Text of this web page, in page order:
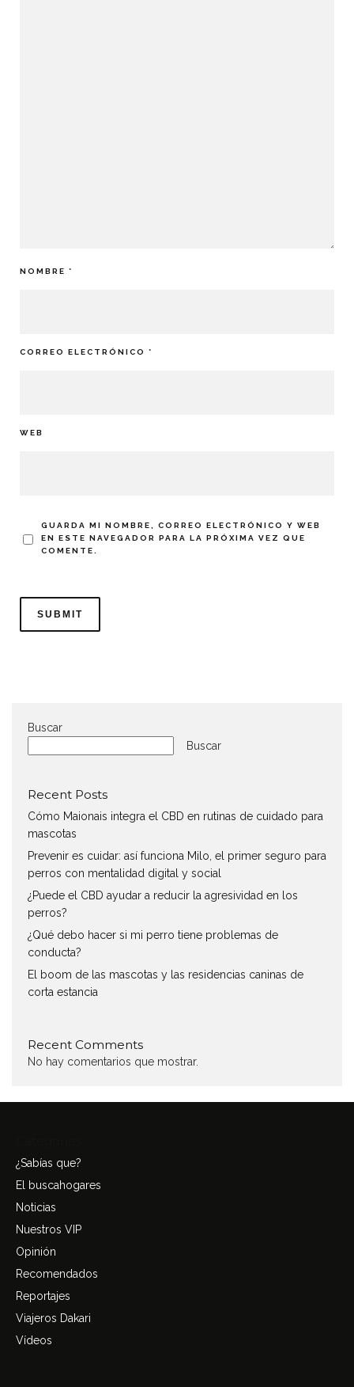
NOMBRE *
CORREO ELECTRÓNICO *
WEB
GUARDA MI NOMBRE, CORREO ELECTRÓNICO Y WEB
EN ESTE NAVEGADOR PARA LA PRÓXIMA VEZ QUE
COMENTE.
Buscar
Buscar
Recent Posts
Cómo Maionais integra el CBD en rutinas de cuidado para
mascotas
Prevenir es cuidar: así funciona Milo, el primer seguro para
perros con mentalidad digital y social
¿Puede el CBD ayudar a reducir la agresividad en los
perros?
¿Qué debo hacer si mi perro tiene problemas de
conducta?
El boom de las mascotas y las residencias caninas de
corta estancia
Recent Comments
No hay comentarios que mostrar.
¿Sabías que?
El buscahogares
Noticias
Nuestros VIP
Opinión
Recomendados
Reportajes
Viajeros Dakari
Vídeos